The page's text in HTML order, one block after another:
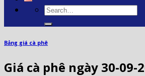
Bảng giá cà phê
Giá cà phê ngày 30-09-